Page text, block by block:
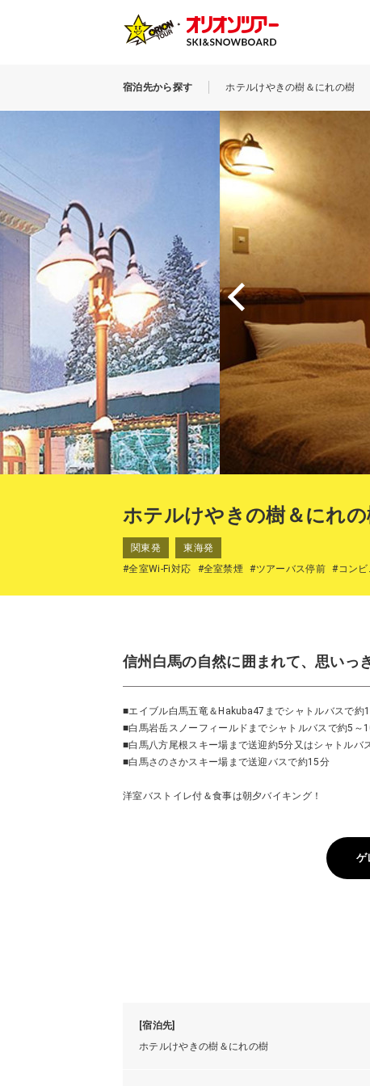
宿泊先から探す ホテルけやきの樹＆にれの樹
ホテルけやきの樹＆にれ
関東発
東海発
#全室Wi-Fi対応
#全室禁煙 #ツアーバス停前 #コン
信州白馬の自然に囲まれて、思いっ
■エイブル白馬五竜＆Hakuba47までシャトルバスで約
■白馬岩岳スノーフィールドまでシャトルバスで約5～
■白馬八方尾根スキー場まで送迎約5分又はシャトルバ
■白馬さのさかスキー場まで送迎バスで約15分
洋室バストイレ付＆食事は朝夕バイキング！
ゲ
[宿泊先]
ホテルけやきの樹＆にれの樹